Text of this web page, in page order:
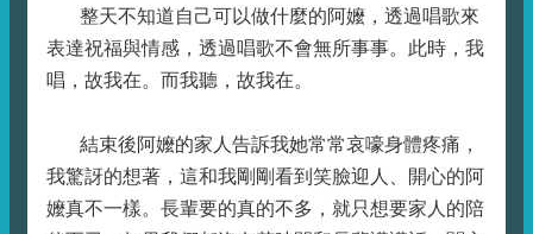
整天不知道自己可以做什麼的阿嬤，透過唱歌來
表達祝福與情感，透過唱歌不會無所事事。此時，我
唱，故我在。而我聽，故我在。
結束後阿嬤的家人告訴我她常常哀嚎身體疼痛，
我驚訝的想著，這和我剛剛看到笑臉迎人、開心的阿
嬤真不一樣。長輩要的真的不多，就只想要家人的陪